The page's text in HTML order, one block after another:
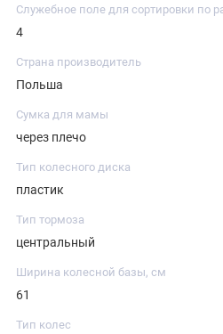
Служебное поле для сортировки по
4
Страна производитель
Польша
Сумка для мамы
через плечо
Тип колесного диска
пластик
Тип тормоза
центральный
Ширина колесной базы, см
61
Тип колес